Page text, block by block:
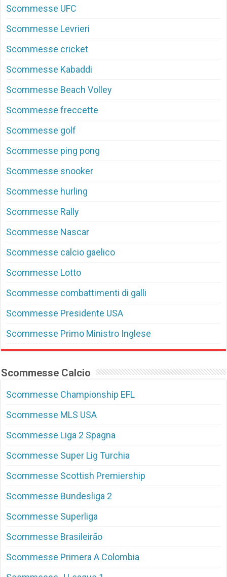
Scommesse UFC
Scommesse Levrieri
Scommesse cricket
Scommesse Kabaddi
Scommesse Beach Volley
Scommesse freccette
Scommesse golf
Scommesse ping pong
Scommesse snooker
Scommesse hurling
Scommesse Rally
Scommesse Nascar
Scommesse calcio gaelico
Scommesse Lotto
Scommesse combattimenti di galli
Scommesse Presidente USA
Scommesse Primo Ministro Inglese
Scommesse Calcio
Scommesse Championship EFL
Scommesse MLS USA
Scommesse Liga 2 Spagna
Scommesse Super Lig Turchia
Scommesse Scottish Premiership
Scommesse Bundesliga 2
Scommesse Superliga
Scommesse Brasileirão
Scommesse Primera A Colombia